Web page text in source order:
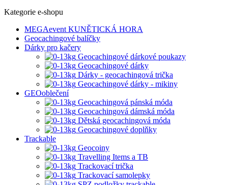
Kategorie e-shopu
MEGAevent KUNĚTICKÁ HORA
Geocachingové balíčky
Dárky pro kačery
Geocachingové dárkové poukazy
Geocachingové dárky
Dárky - geocachingová trička
Geocachingové dárky - mikiny
GEOoblečení
Geocachingová pánská móda
Geocachingová dámská móda
Dětská geocachingová móda
Geocachingové doplňky
Trackable
Geocoiny
Travelling Items a TB
Trackovací trička
Trackovací samolepky